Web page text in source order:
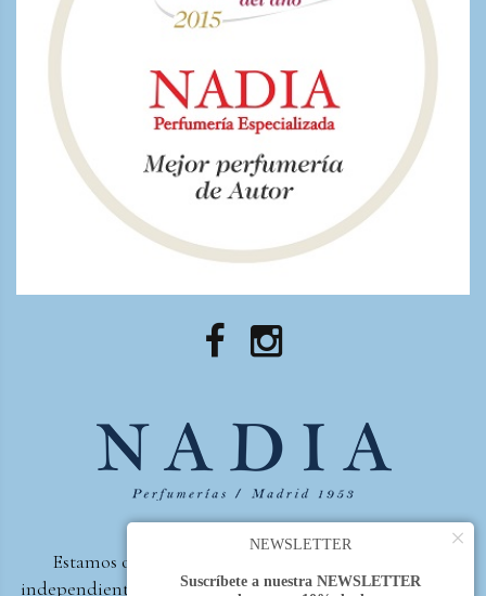
Estamos orgullosos de ser la primera perfumería
independiente de España, en recibir el premio otorgado
×
NEWSLETTER
Suscríbete a nuestra NEWSLETTER